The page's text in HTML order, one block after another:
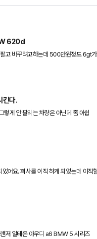
vs BMW 620d
만원정도 6gt가 비싸다면 뭘 선택
킨다.
렇게 안 팔리는 차량은 아닌데 좀 아쉽
가 출시될 예정이기 때문에 아이오닉
할 회사가 공공기관